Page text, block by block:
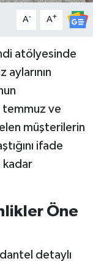
A- A+
atölyesinde
ve
müşterilerin
ifade
kadar
Öne
detaylı